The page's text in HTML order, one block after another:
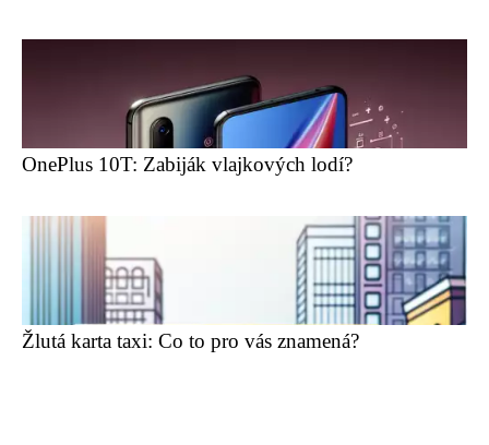
OnePlus 10T: Zabiják vlajkových lodí?
Žlutá karta taxi: Co to pro vás znamená?